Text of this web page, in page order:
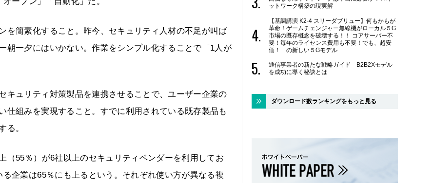
を簡素化すること。昨今、セキュリティ人材の不足が叫ば
朝一夕にはいかない。作業をシンプル化することで「1人が
キュリティ対策製品を連携させることで、ユーザー企業の
仕組みを実現すること。すでに利用されている既存製品も
る。
（55％）が6社以上のセキュリティベンダーを利用してお
企業は65％にも上るという。それぞれ使い方が異なる複
ットワーク構築の現実解
【基調講演 K2-4 スリーダブリュー】何もかもが
革命！ゲームチェンジャー無線機がローカル５G
市場の既存概念を破壊する！！ コアサーバー不
要！毎年のライセンス費用も不要！でも、超安
価！ の新しい５Gモデル
通信事業者の新たな戦略ガイド B2B2Xモデル
を成功に導く秘訣とは
ダウンロード数ランキングをもっと見る